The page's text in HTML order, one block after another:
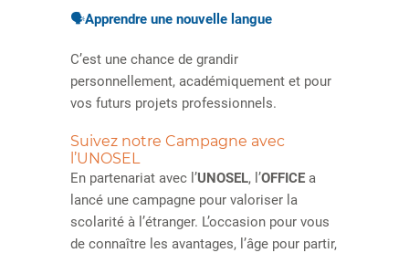
🗣️Apprendre une nouvelle langue
C’est une chance de grandir
personnellement, académiquement et pour
vos futurs projets professionnels.
Suivez notre Campagne avec
l’UNOSEL
En partenariat avec l’UNOSEL, l’OFFICE a
lancé une campagne pour valoriser la
scolarité à l’étranger. L’occasion pour vous
de connaître les avantages, l’âge pour partir,